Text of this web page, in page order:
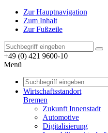
Zur Hauptnavigation
Zum Inhalt
Zur Fußzeile
+49 (0) 421 9600-10
Menü
Wirtschaftsstandort
Bremen
Zukunft Innenstadt
Automotive
Digitalisierung